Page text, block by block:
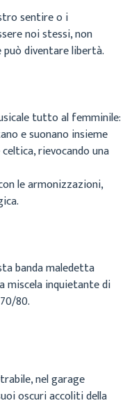
sentire o i
noi stessi, non
diventare libertà.
tutto al femminile:
e suonano insieme
rievocando una
le armonizzazioni,
banda maledetta
miscela inquietante di
80.
nel garage
oscuri accoliti della